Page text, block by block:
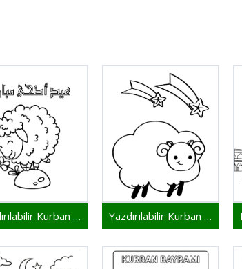
Yazdırılabilir Kurban Bayramı Çocuklar İçin Yazdırılabilir Kurban Bayramı Bedava